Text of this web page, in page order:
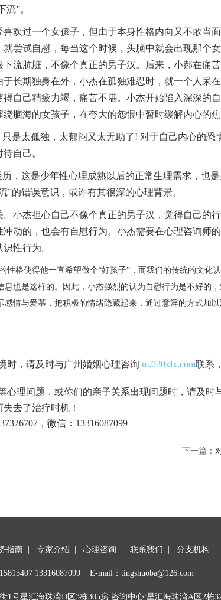
”。
欢过一个女孩子，但由于本身性格内向又不敢当
尝试自慰，每当这个时候，头脑中就会出现那个
流肮脏，不像个真正的男子汉。后来，小郝在痛
长期独身在外，小杰在孤独难忍时，就一个人呆
自己精疲力竭，痛苦不堪。小杰开始陷入深深的
脑海的女孩子，在夸大的怨恨中暂时缓解内心的焦
是太孤独，太郁闷又太无助了! 对于自己内心的恐
自己。
，这是少年性心理成熟以后的正常生理需求，也
的错误意识，或许有其很深的心理背景。
小杰担心自己不像个真正的男子汉，觉得自己的
动的，也会有自慰行为。小杰需要在心理咨询师
性行为。
性格使得他一直希望做个“好孩子”，而我们的传统的文化
也是这样的。因此，小杰强烈的认为自慰行为是不好的
情与爱慕，把积极的情绪隐藏起来，通过意淫的方式加
时，请及时与广州婚姻心理咨询 m.020xlx.com联系
心理问题，或你们的亲子关系出现问题时，请及时
去了治疗时机！
，微信：13316087099
下一篇：
指南| 专家介绍 心理咨询 联系我们 分支机构
13316087099 E-mail：tingshuoba@126.com
1号星汇海珠湾D区3栋305房 咨询中心:星汇海珠湾A区2栋